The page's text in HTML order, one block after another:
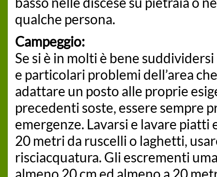
qualche persona.
Campeggio:
Se si è in molti è bene
e particolari problemi dell’area
adattare un posto alle proprie
precedenti soste, essere sempre
emergenze. Lavarsi e lavare
20 metri da ruscelli o laghetti,
risciacquatura. Gli escrementi